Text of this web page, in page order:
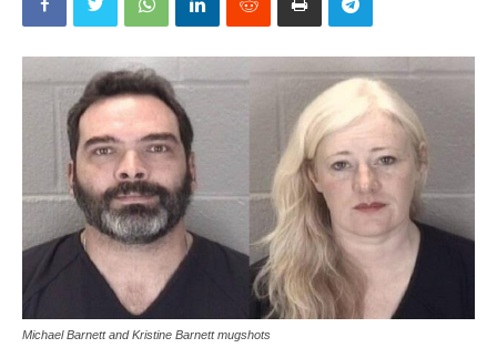
Michael Barnett and Kristine Barnett mugshots